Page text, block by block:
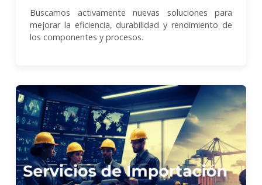
Buscamos activamente nuevas soluciones para
mejorar la eficiencia, durabilidad y rendimiento de
los componentes y procesos.